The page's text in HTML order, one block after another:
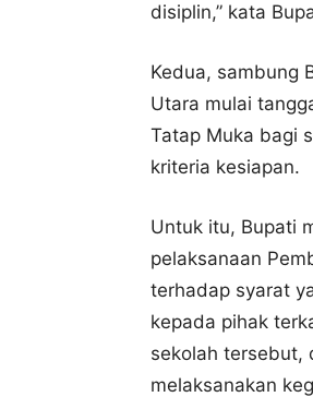
disiplin,” kata
Kedua, sambung
Utara mulai
Tatap Muka bagi
kriteria kesiapan.
Untuk itu, Bupati
pelaksanaan
terhadap syarat
kepada pihak
sekolah tersebut,
melaksanakan